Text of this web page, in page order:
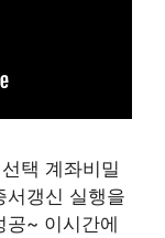
택 계좌비밀
서갱신 실행을
공~ 이시간에